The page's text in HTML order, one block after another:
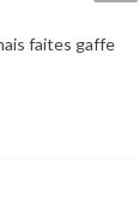
faites gaffe